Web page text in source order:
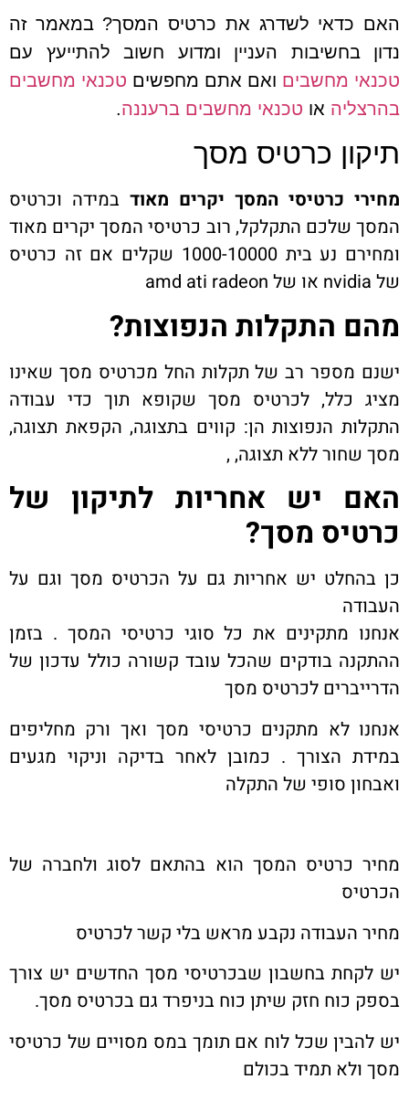
האם כדאי לשדרג את כרטיס המסך? במאמר זה
נדון בחשיבות העניין ומדוע חשוב להתייעץ עם
טכנאי מחשבים ואם אתם מחפשים טכנאי מחשבים
בהרצליה או טכנאי מחשבים ברעננה.
תיקון כרטיס מסך
מחירי כרטיסי המסך יקרים מאוד במידה וכרטיס
המסך שלכם התקלקל, רוב כרטיסי המסך יקרים מאוד
ומחירם נע בית 1000-10000 שקלים אם זה כרטיס
של nvidia או של amd ati radeon
מהם התקלות הנפוצות?
ישנם מספר רב של תקלות החל מכרטיס מסך שאינו
מציג כלל, לכרטיס מסך שקופא תוך כדי עבודה
התקלות הנפוצות הן: קווים בתצוגה, הקפאת תצוגה,
מסך שחור ללא תצוגה, ,
האם יש אחריות לתיקון של
כרטיס מסך?
כן בהחלט יש אחריות גם על הכרטיס מסך וגם על
העבודה
אנחנו מתקינים את כל סוגי כרטיסי המסך . בזמן
ההתקנה בודקים שהכל עובד קשורה כולל עדכון של
הדרייברים לכרטיס מסך
אנחנו לא מתקנים כרטיסי מסך ואך ורק מחליפים
במידת הצורך . כמובן לאחר בדיקה וניקוי מגעים
ואבחון סופי של התקלה
מחיר כרטיס המסך הוא בהתאם לסוג ולחברה של
הכרטיס
מחיר העבודה נקבע מראש בלי קשר לכרטיס
יש לקחת בחשבון שבכרטיסי מסך החדשים יש צורך
בספק כוח חזק שיתן כוח בניפרד גם בכרטיס מסך.
יש להבין שכל לוח אם תומך במס מסויים של כרטיסי
מסך ולא תמיד בכולם